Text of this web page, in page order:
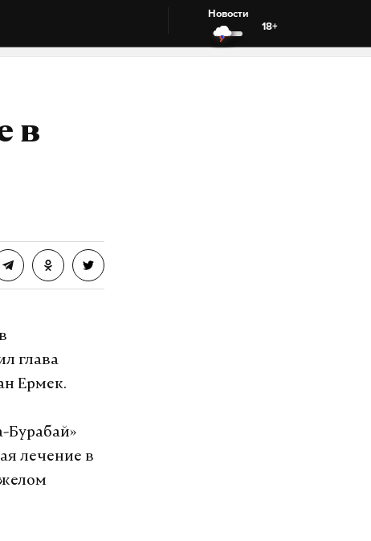
Новости
18+
в
глава
Ермек.
Бурабай»
лечение в